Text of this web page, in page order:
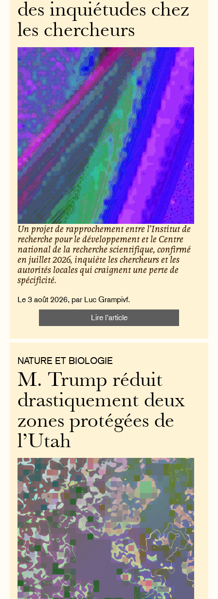
des inquiétudes chez
les chercheurs
Un projet de rapprochement entre l’Institut de
recherche pour le développement et le Centre
national de la recherche scientifique, confirmé
en juillet 2026, inquiète les chercheurs et les
autorités locales qui craignent une perte de
spécificité.
Le 3 août 2026, par Luc Grampivf.
Lire l’article
NATURE ET BIOLOGIE
M. Trump réduit
drastiquement deux
zones protégées de
l’Utah